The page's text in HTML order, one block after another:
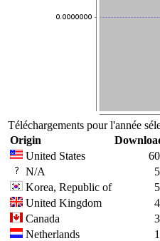
Téléchargements pour l'année
Origin
United States
N/A
Korea, Republic of
United Kingdom
Canada
Netherlands